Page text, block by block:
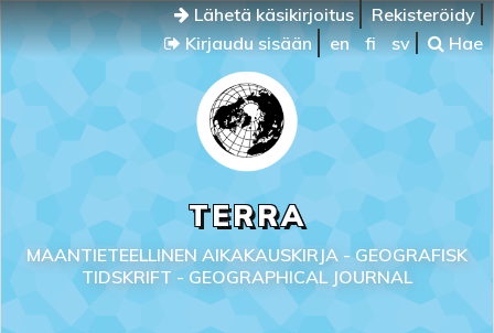
Lähetä käsikirjoitus
Rekisteröidy
Kirjaudu sisään
en fi sv Hae
TERRA
MAANTIETEELLINEN AIKAKAUSKIRJA - GEOGRAFISK
TIDSKRIFT - GEOGRAPHICAL JOURNAL